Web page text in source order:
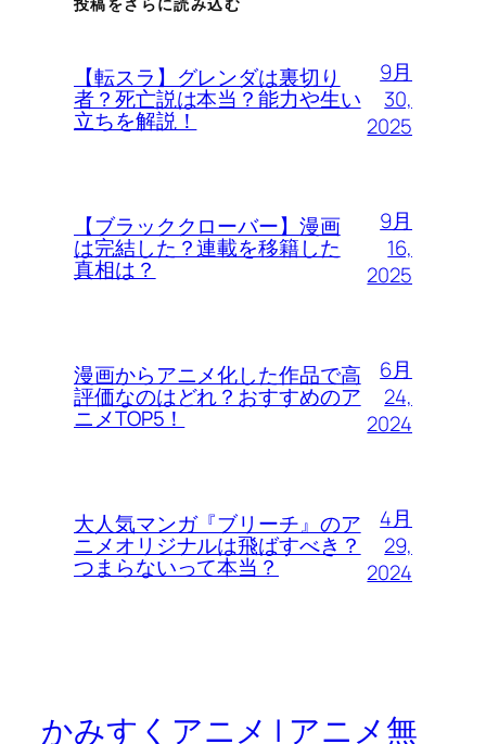
【転スラ】グレンダは裏切り
者？死亡説は本当？能力や生い
立ちを解説！
9月
30,
2025
【ブラッククローバー】漫画
は完結した？連載を移籍した
真相は？
9月
16,
2025
漫画からアニメ化した作品で高
評価なのはどれ？おすすめのア
ニメTOP5！
6月
24,
2024
大人気マンガ『ブリーチ』のア
ニメオリジナルは飛ばすべき？
つまらないって本当？
4月
29,
2024
かみすくアニメ | アニメ無